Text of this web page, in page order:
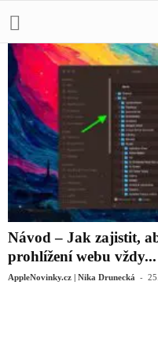
Návod – Jak zajistit,
prohlížení webu vždy...
AppleNovinky.cz | Nika Drunecká -